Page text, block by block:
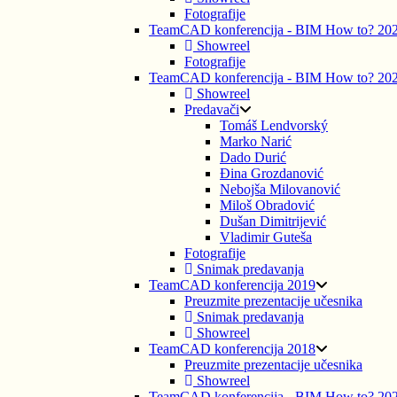
Fotografije
TeamCAD konferencija - BIM How to?
Showreel
Fotografije
TeamCAD konferencija - BIM How to?
Showreel
Predavači
Tomáš Lendvorský
Marko Narić
Dado Durić
Đina Grozdanović
Nebojša Milovanović
Miloš Obradović
Dušan Dimitrijević
Vladimir Guteša
Fotografije
Snimak predavanja
TeamCAD konferencija 2019
Preuzmite prezentacije učesnika
Snimak predavanja
Showreel
TeamCAD konferencija 2018
Preuzmite prezentacije učesnika
Showreel